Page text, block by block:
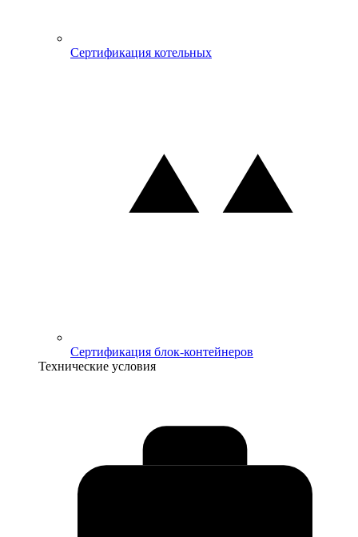
Сертификация котельных
Сертификация блок-контейнеров
Технические условия